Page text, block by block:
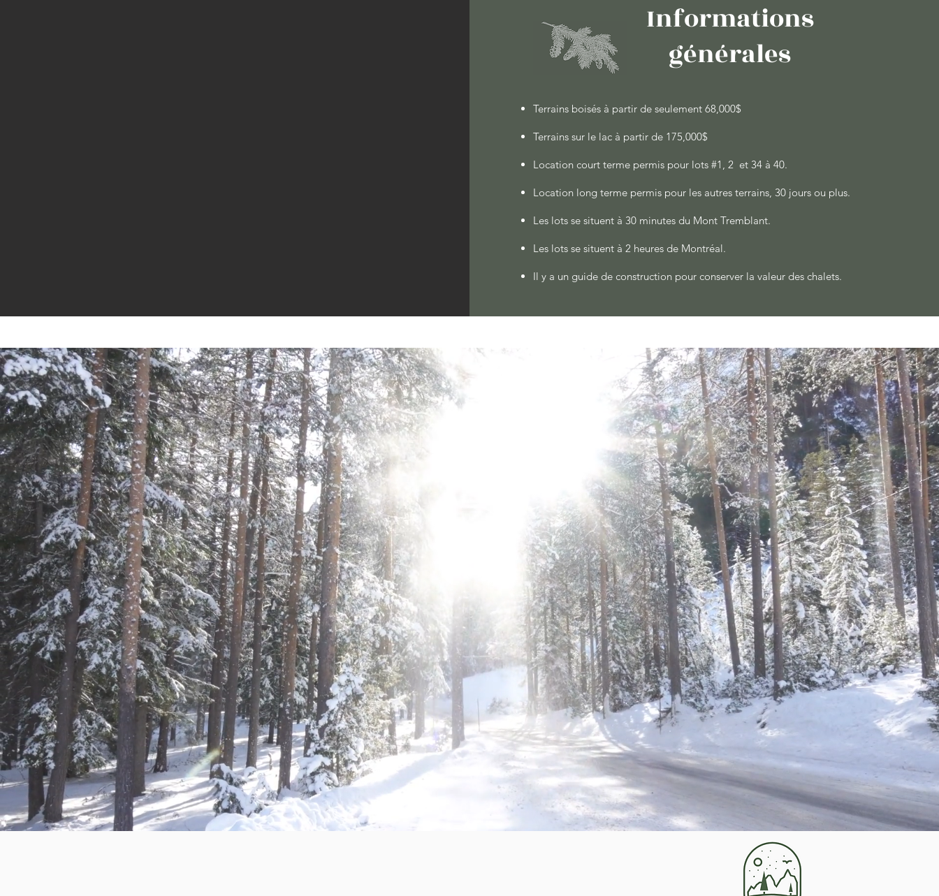
Informations
générales
Terrains boisés à partir de seulement 68,000$
Terrains sur le lac à partir de 175,000$
Location court terme permis pour lots #1, 2 et 34 à 40.
Location long terme permis pour les autres terrains, 30 jours ou plus.
Les lots se situent à 30 minutes du Mont Tremblant.
Les lots se situent à 2 heures de Montréal.
Il y a un guide de construction pour conserver la valeur des chalets.